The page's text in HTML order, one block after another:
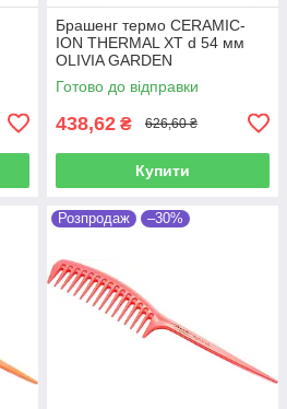
Брашенг термо CERAMIC-
ION THERMAL XT d 54 мм
OLIVIA GARDEN
Готово до відправки
438,62 ₴ 626,60 ₴
Купити
Розпродаж –30%